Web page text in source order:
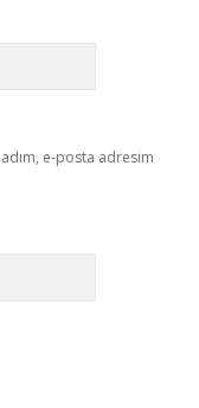
e-posta adresim